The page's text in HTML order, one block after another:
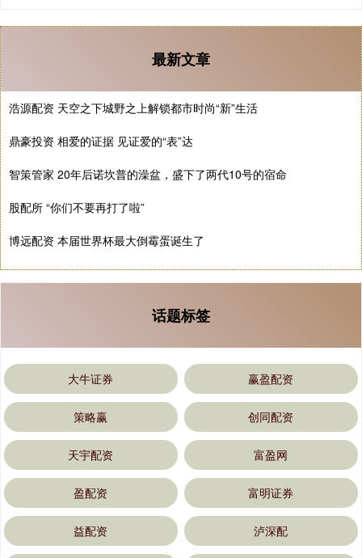
最新文章
浩源配资 天空之下城野之上解锁都市时尚“新”生活
鼎豪投资 相爱的证据 见证爱的“表”达
智策管家 20年后诺坎普的澡盆，盛下了两代10号的宿命
股配所 “你们不要再打了啦”
博远配资 本届世界杯最大倒霉蛋诞生了
话题标签
大牛证券 赢盈配资
策略赢 创同配资
天宇配资 富盈网
盈配资 富明证券
益配资 泸深配